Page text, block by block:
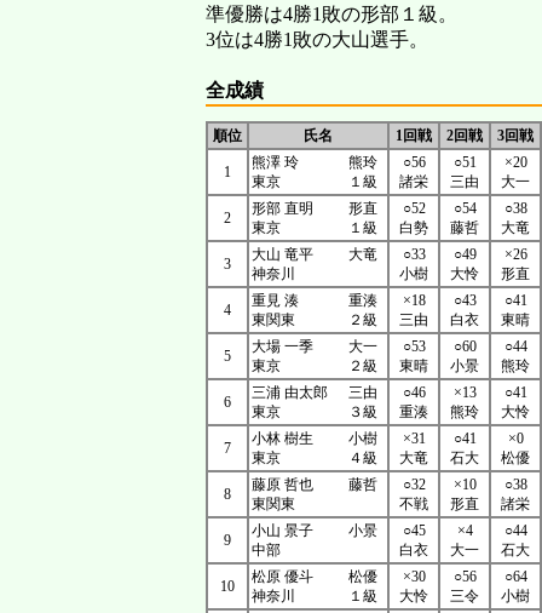
準優勝は4勝1敗の形部１級。
3位は4勝1敗の大山選手。
全成績
順位 氏名 1回戦 2回戦 3回戦
1
熊澤 玲
東京
熊玲
１級
○56
諸栄
○51
三由
×20
大一
2
形部 直明
東京
形直
１級
○52
白勢
○54
藤哲
○38
大竜
3
大山 竜平
神奈川
大竜
○33
小樹
○49
大怜
×26
形直
4
重見 湊
東関東
重湊
２級
×18
三由
○43
白衣
○41
東晴
5
大場 一季
東京
大一
２級
○53
東晴
○60
小景
○44
熊玲
6
三浦 由太郎
東京
三由
３級
○46
重湊
×13
熊玲
○41
大怜
7
小林 樹生
東京
小樹
４級
×31
大竜
○41
石大
×0
松優
8
藤原 哲也
東関東
藤哲
○32
不戦
×10
形直
○38
諸栄
9
小山 景子
中部
小景
○45
白衣
×4
大一
○44
石大
10
松原 優斗
神奈川
松優
１級
×30
大怜
○56
三令
○64
小樹